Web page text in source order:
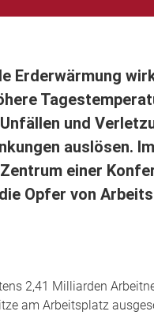
Erderwärmung
und
auslösen.
einer
Opfer von
2,41 Milliarden
am Arbeitsplatz